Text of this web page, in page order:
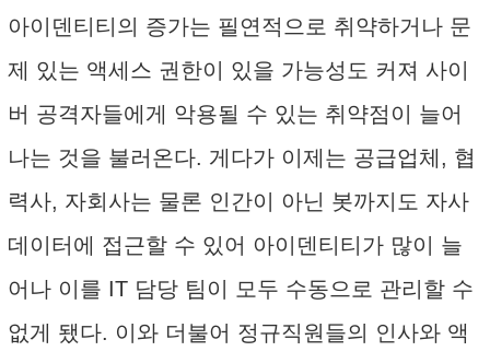
아이덴티티의 증가는 필연적으로 취약하거나 문
제 있는 액세스 권한이 있을 가능성도 커져 사이
버 공격자들에게 악용될 수 있는 취약점이 늘어
나는 것을 불러온다. 게다가 이제는 공급업체, 협
력사, 자회사는 물론 인간이 아닌 봇까지도 자사
데이터에 접근할 수 있어 아이덴티티가 많이 늘
어나 이를 IT 담당 팀이 모두 수동으로 관리할 수
없게 됐다. 이와 더불어 정규직원들의 인사와 액